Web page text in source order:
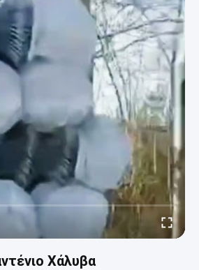
Χάλυβα